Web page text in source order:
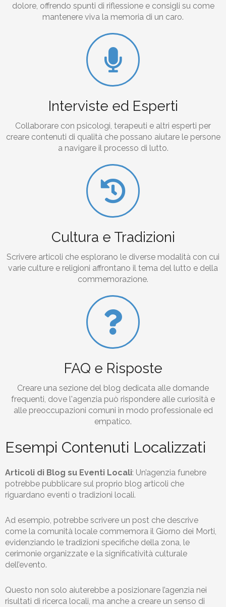
dolore, offrendo spunti di riflessione e consigli su come
mantenere viva la memoria di un caro.
Interviste ed Esperti
Collaborare con psicologi, terapeuti e altri esperti per
creare contenuti di qualità che possano aiutare le persone
a navigare il processo di lutto.
Cultura e Tradizioni
Scrivere articoli che esplorano le diverse modalità con cui
varie culture e religioni affrontano il tema del lutto e della
commemorazione.
FAQ e Risposte
Creare una sezione del blog dedicata alle domande
frequenti, dove l'agenzia può rispondere alle curiosità e
alle preoccupazioni comuni in modo professionale ed
empatico.
Esempi Contenuti Localizzati
Articoli di Blog su Eventi Locali: Un’agenzia funebre
potrebbe pubblicare sul proprio blog articoli che
riguardano eventi o tradizioni locali.
Ad esempio, potrebbe scrivere un post che descrive
come la comunità locale commemora il Giorno dei Morti,
evidenziando le tradizioni specifiche della zona, le
cerimonie organizzate e la significatività culturale
dell’evento.
Questo non solo aiuterebbe a posizionare l’agenzia nei
risultati di ricerca locali, ma anche a creare un senso di